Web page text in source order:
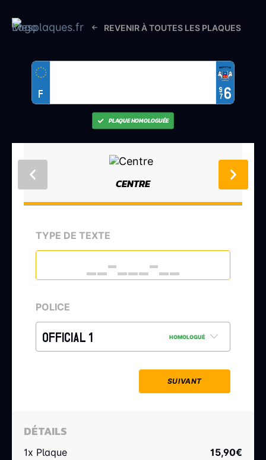
REVENIR À TOUTES LES PLAQUES
F
9
7 6
PLAQUE HOMOLOGUÉE
CENTRE
TYPE DE TEXTE
POLICE
OFFICIAL 1 HOMOLOGUÉ
SUIVANT
DÉTAILS
1x Plaque 15,90€